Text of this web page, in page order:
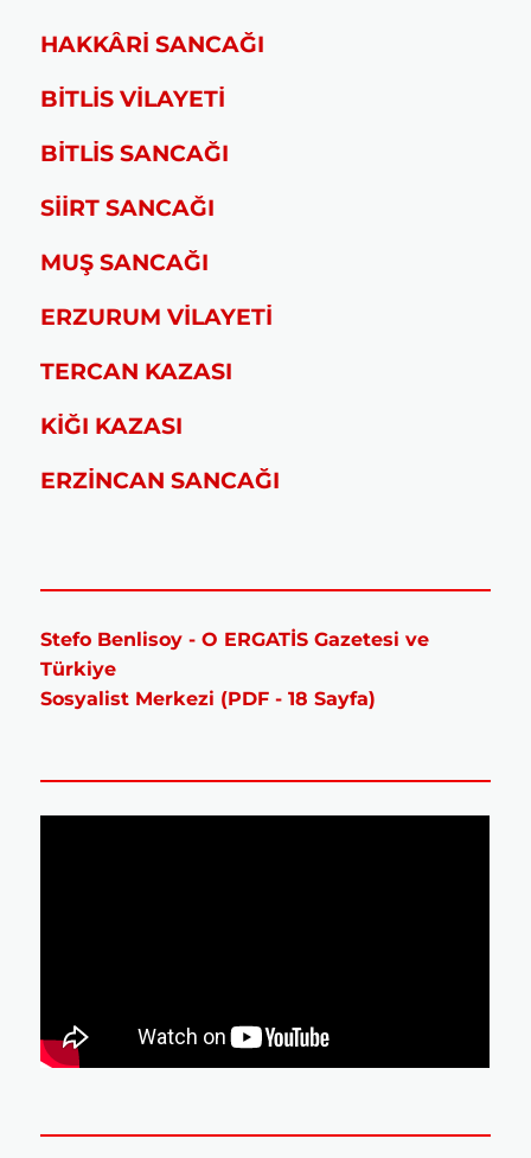
HAKKÂRİ SANCAĞI
BİTLİS VİLAYETİ
BİTLİS SANCAĞI
SİİRT SANCAĞI
MUŞ SANCAĞI
ERZURUM VİLAYETİ
TERCAN KAZASI
KİĞI KAZASI
ERZİNCAN SANCAĞI
Stefo Benlisoy - O ERGATİS Gazetesi ve
Türkiye
Sosyalist Merkezi (PDF - 18 Sayfa)